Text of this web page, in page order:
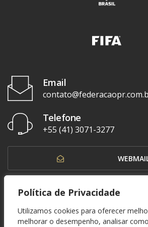
Política de Privacidade
Utilizamos cookies para oferecer
melhorar o desempenho, analisar
Email
Telefone
+55 (41) 3071-3277
OUVIDORIA